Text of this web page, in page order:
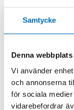
Samtycke
Denna
Vi använder
och annonserna
för sociala
vidarebefordrar